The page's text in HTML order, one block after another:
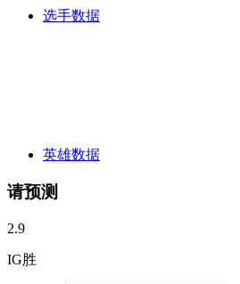
选手数据
英雄数据
请预测
2.9
IG胜